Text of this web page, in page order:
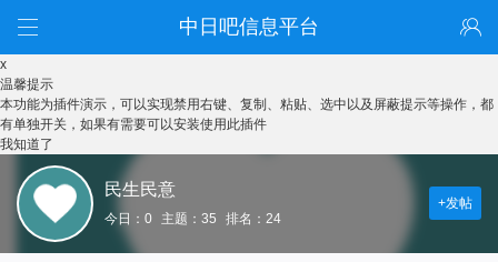
中日吧信息平台
x
温馨提示
本功能为插件演示，可以实现禁用右键、复制、粘贴、选中以及屏蔽提示等操作，都
有单独开关，如果有需要可以安装使用此插件
我知道了
民生民意
今日：0 主题：35 排名：24
+发帖